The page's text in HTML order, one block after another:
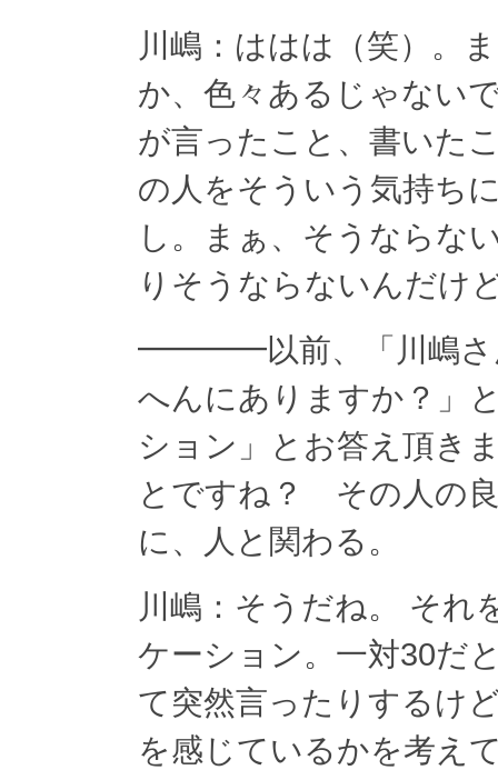
川嶋：ははは（笑）。
か、色々あるじゃない
が言ったこと、書いた
の人をそういう気持ち
し。まぁ、そうならな
りそうならないんだけ
━━━━以前、「川嶋さ
へんにありますか？」
ション」とお答え頂き
とですね？ その人の
に、人と関わる。
川嶋：そうだね。 それ
ケーション。一対30だ
て突然言ったりするけ
を感じているかを考え